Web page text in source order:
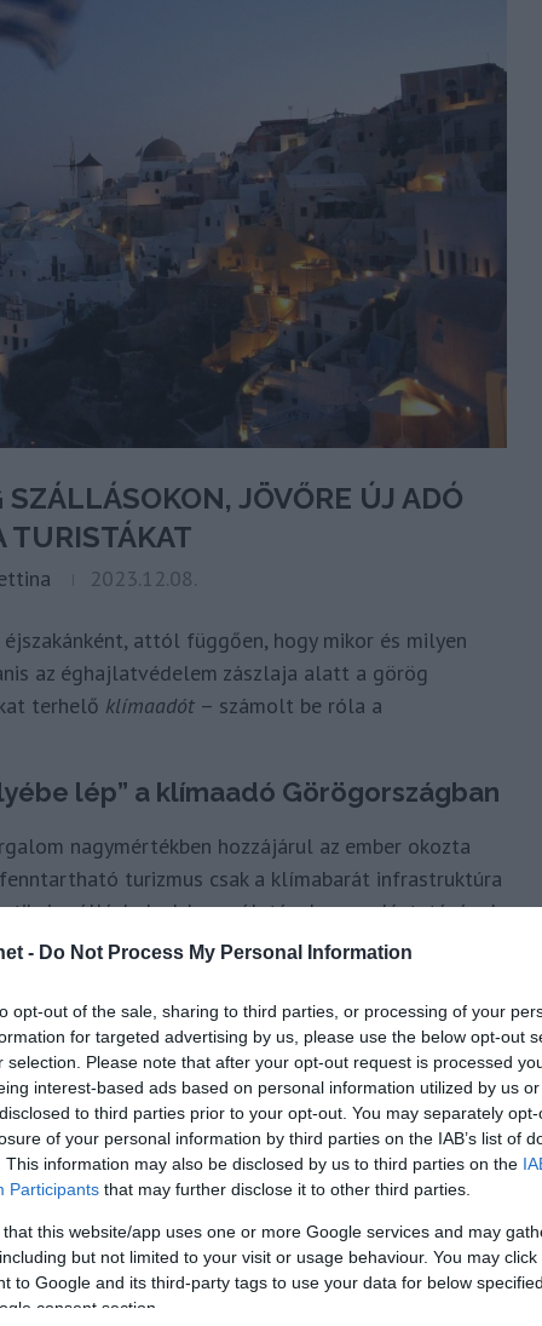
- Do Not Process My Personal Information
opt-out of the sale, sharing to third parties, or processing of your
for targeted advertising by us, please use the below opt-out
selection. Please note that after your opt-out request is processed
interest-based ads based on personal information utilized by us
to third parties prior to your opt-out. You may separately
of your personal information by third parties on the IAB’s list of
This information may also be disclosed by us to third parties on the
Participants that may further disclose it to other third parties.
that this website/app uses one or more Google services and may
but not limited to your visit or usage behaviour. You may
to Google and its third-party tags to use your data for below
consent section.
SZÁLLÁSOKON, JÖVŐRE ÚJ ADÓ
TURISTÁKAT
2023.12.08.
attól függően, hogy mikor és milyen
az éghajlatvédelem zászlaja alatt a görög
terhelő klímaadót – számolt be róla a
lép” a klímaadó Görögországban
nagymértékben hozzájárul az ember okozta
turizmus csak a klímabarát infrastruktúra
szálláshelyek használatának megadóztatásával
és legfeljebb hat euró között alakul majd, annak
határozza meg, hanem a kormány.
annál magasabb lesz a klímaadó összege,
nyári nyaralás drágább lesz, mint egy téli
bevezetésével együtt eltörlésre kerül a